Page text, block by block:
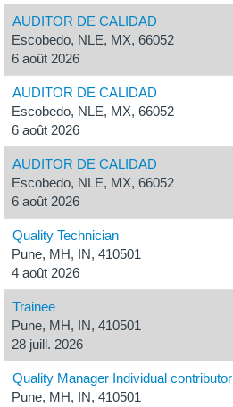
AUDITOR DE CALIDAD
Escobedo, NLE, MX, 66052
6 août 2026
AUDITOR DE CALIDAD
Escobedo, NLE, MX, 66052
6 août 2026
AUDITOR DE CALIDAD
Escobedo, NLE, MX, 66052
6 août 2026
Quality Technician
Pune, MH, IN, 410501
4 août 2026
Trainee
Pune, MH, IN, 410501
28 juill. 2026
Quality Manager Individual contributor
Pune, MH, IN, 410501